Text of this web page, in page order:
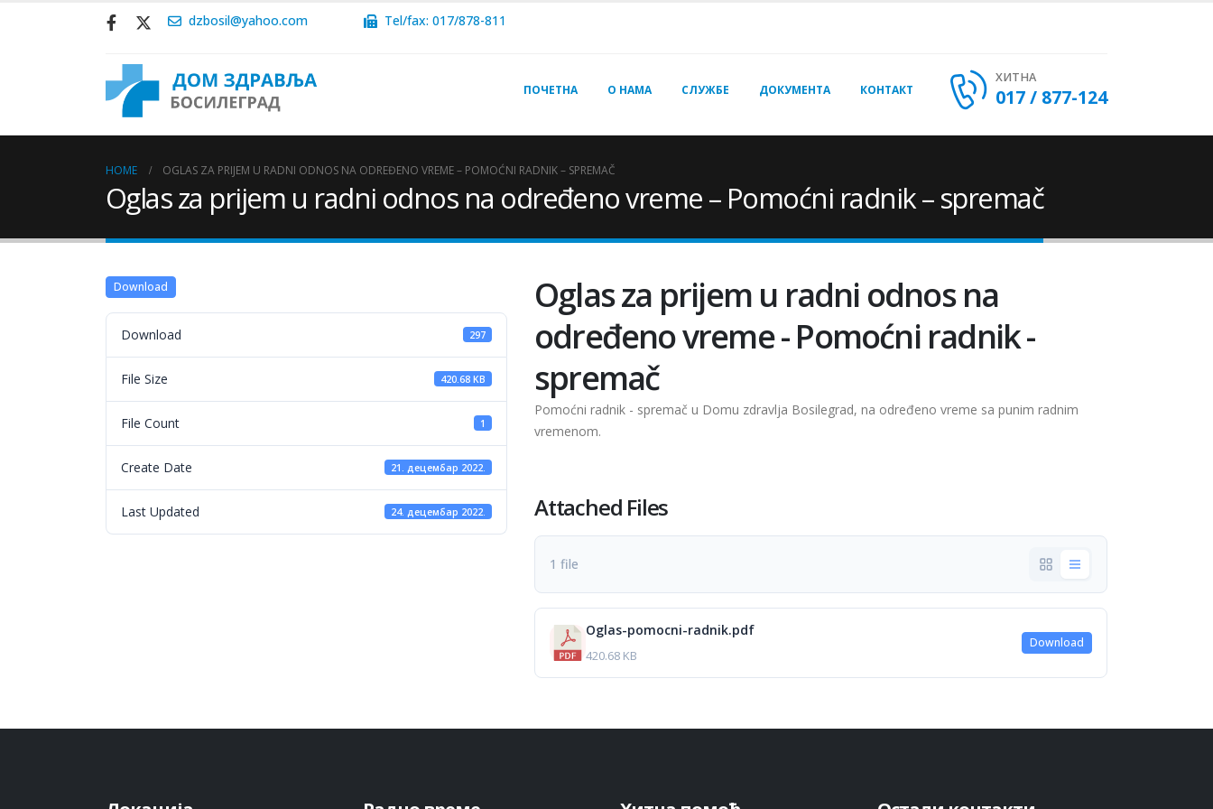
dzbosil@yahoo.com Tel/fax: 017/878-811
ПОЧЕТНА О НАМА СЛУЖБЕ ДОКУМЕНТА КОНТАКТ
ХИТНА
017 / 877-124
HOME OGLAS ZA PRIJEM U RADNI ODNOS NA ODREĐENO VREME – POMOĆNI RADNIK – SPREMAČ
Oglas za prijem u radni odnos na određeno vreme – Pomoćni radnik – spremač
Download
Download 297
File Size 420.68 KB
File Count 1
Create Date 21. децембар 2022.
Last Updated 24. децембар 2022.
Oglas za prijem u radni odnos na
određeno vreme - Pomoćni radnik -
spremač
Pomoćni radnik - spremač u Domu zdravlja Bosilegrad, na određeno vreme sa punim radnim
vremenom.
Attached Files
1 file
Oglas-pomocni-radnik.pdf
420.68 KB
Download